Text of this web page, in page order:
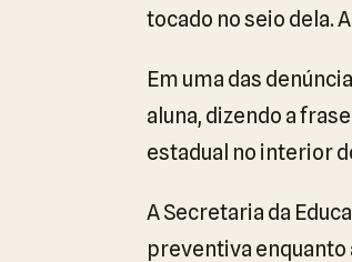
tocado no seio dela.
Em uma das
aluna, dizendo a
estadual no interior
A Secretaria da
preventiva enquanto